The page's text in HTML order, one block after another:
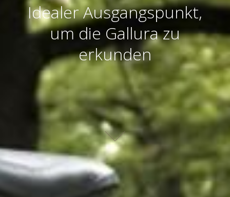
Idealer Ausgangspunkt,
um die Gallura zu
erkunden